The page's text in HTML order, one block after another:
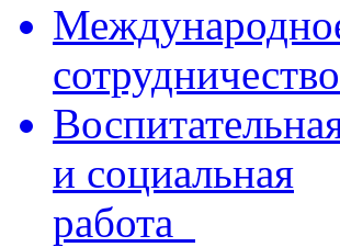
сотрудничество
и социальная
работа